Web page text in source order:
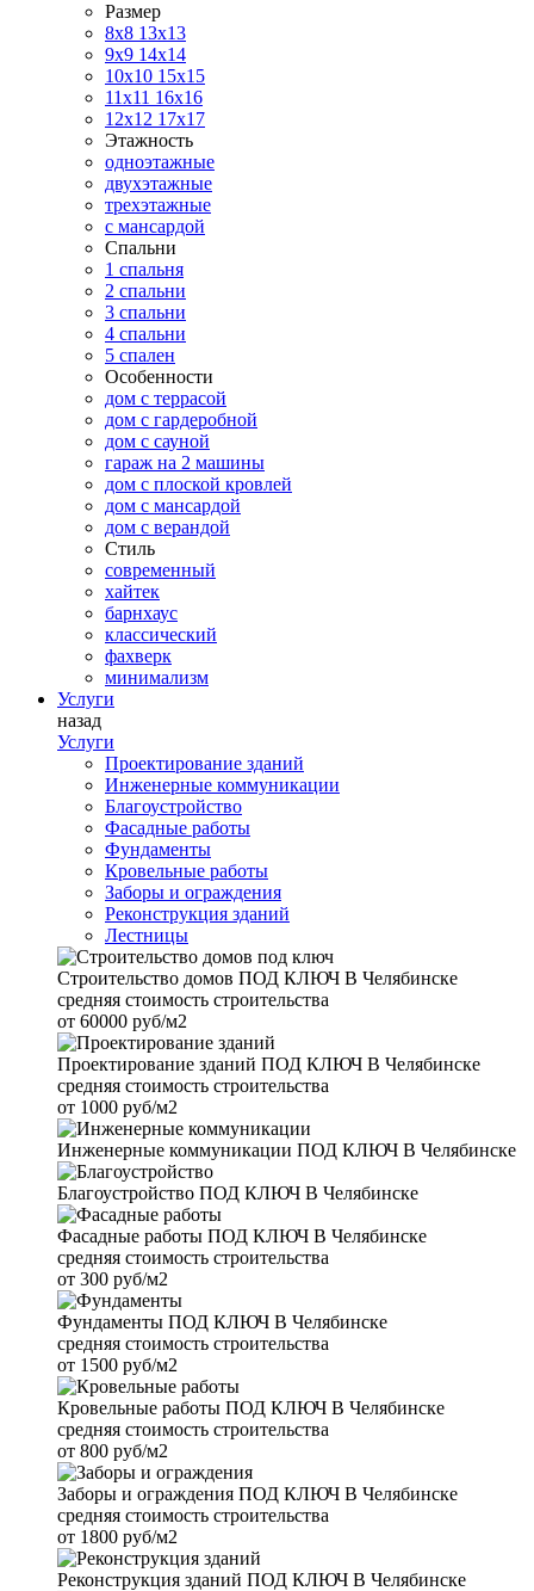
Размер
8х8 13х13
9х9 14х14
10х10 15х15
11x11 16х16
12х12 17х17
Этажность
одноэтажные
двухэтажные
трехэтажные
с мансардой
Спальни
1 спальня
2 спальни
3 спальни
4 спальни
5 спален
Особенности
дом с террасой
дом с гардеробной
дом с сауной
гараж на 2 машины
дом с плоской кровлей
дом с мансардой
дом с верандой
Стиль
современный
хайтек
барнхаус
классический
фахверк
минимализм
Услуги
назад
Услуги
Проектирование зданий
Инженерные коммуникации
Благоустройство
Фасадные работы
Фундаменты
Кровельные работы
Заборы и ограждения
Реконструкция зданий
Лестницы
Строительство домов ПОД КЛЮЧ В Челябинске
средняя стоимость строительства
от 60000 руб/м2
Проектирование зданий ПОД КЛЮЧ В Челябинске
средняя стоимость строительства
от 1000 руб/м2
Инженерные коммуникации ПОД КЛЮЧ В Челябинске
Благоустройство ПОД КЛЮЧ В Челябинске
Фасадные работы ПОД КЛЮЧ В Челябинске
средняя стоимость строительства
от 300 руб/м2
Фундаменты ПОД КЛЮЧ В Челябинске
средняя стоимость строительства
от 1500 руб/м2
Кровельные работы ПОД КЛЮЧ В Челябинске
средняя стоимость строительства
от 800 руб/м2
Заборы и ограждения ПОД КЛЮЧ В Челябинске
средняя стоимость строительства
от 1800 руб/м2
Реконструкция зданий ПОД КЛЮЧ В Челябинске